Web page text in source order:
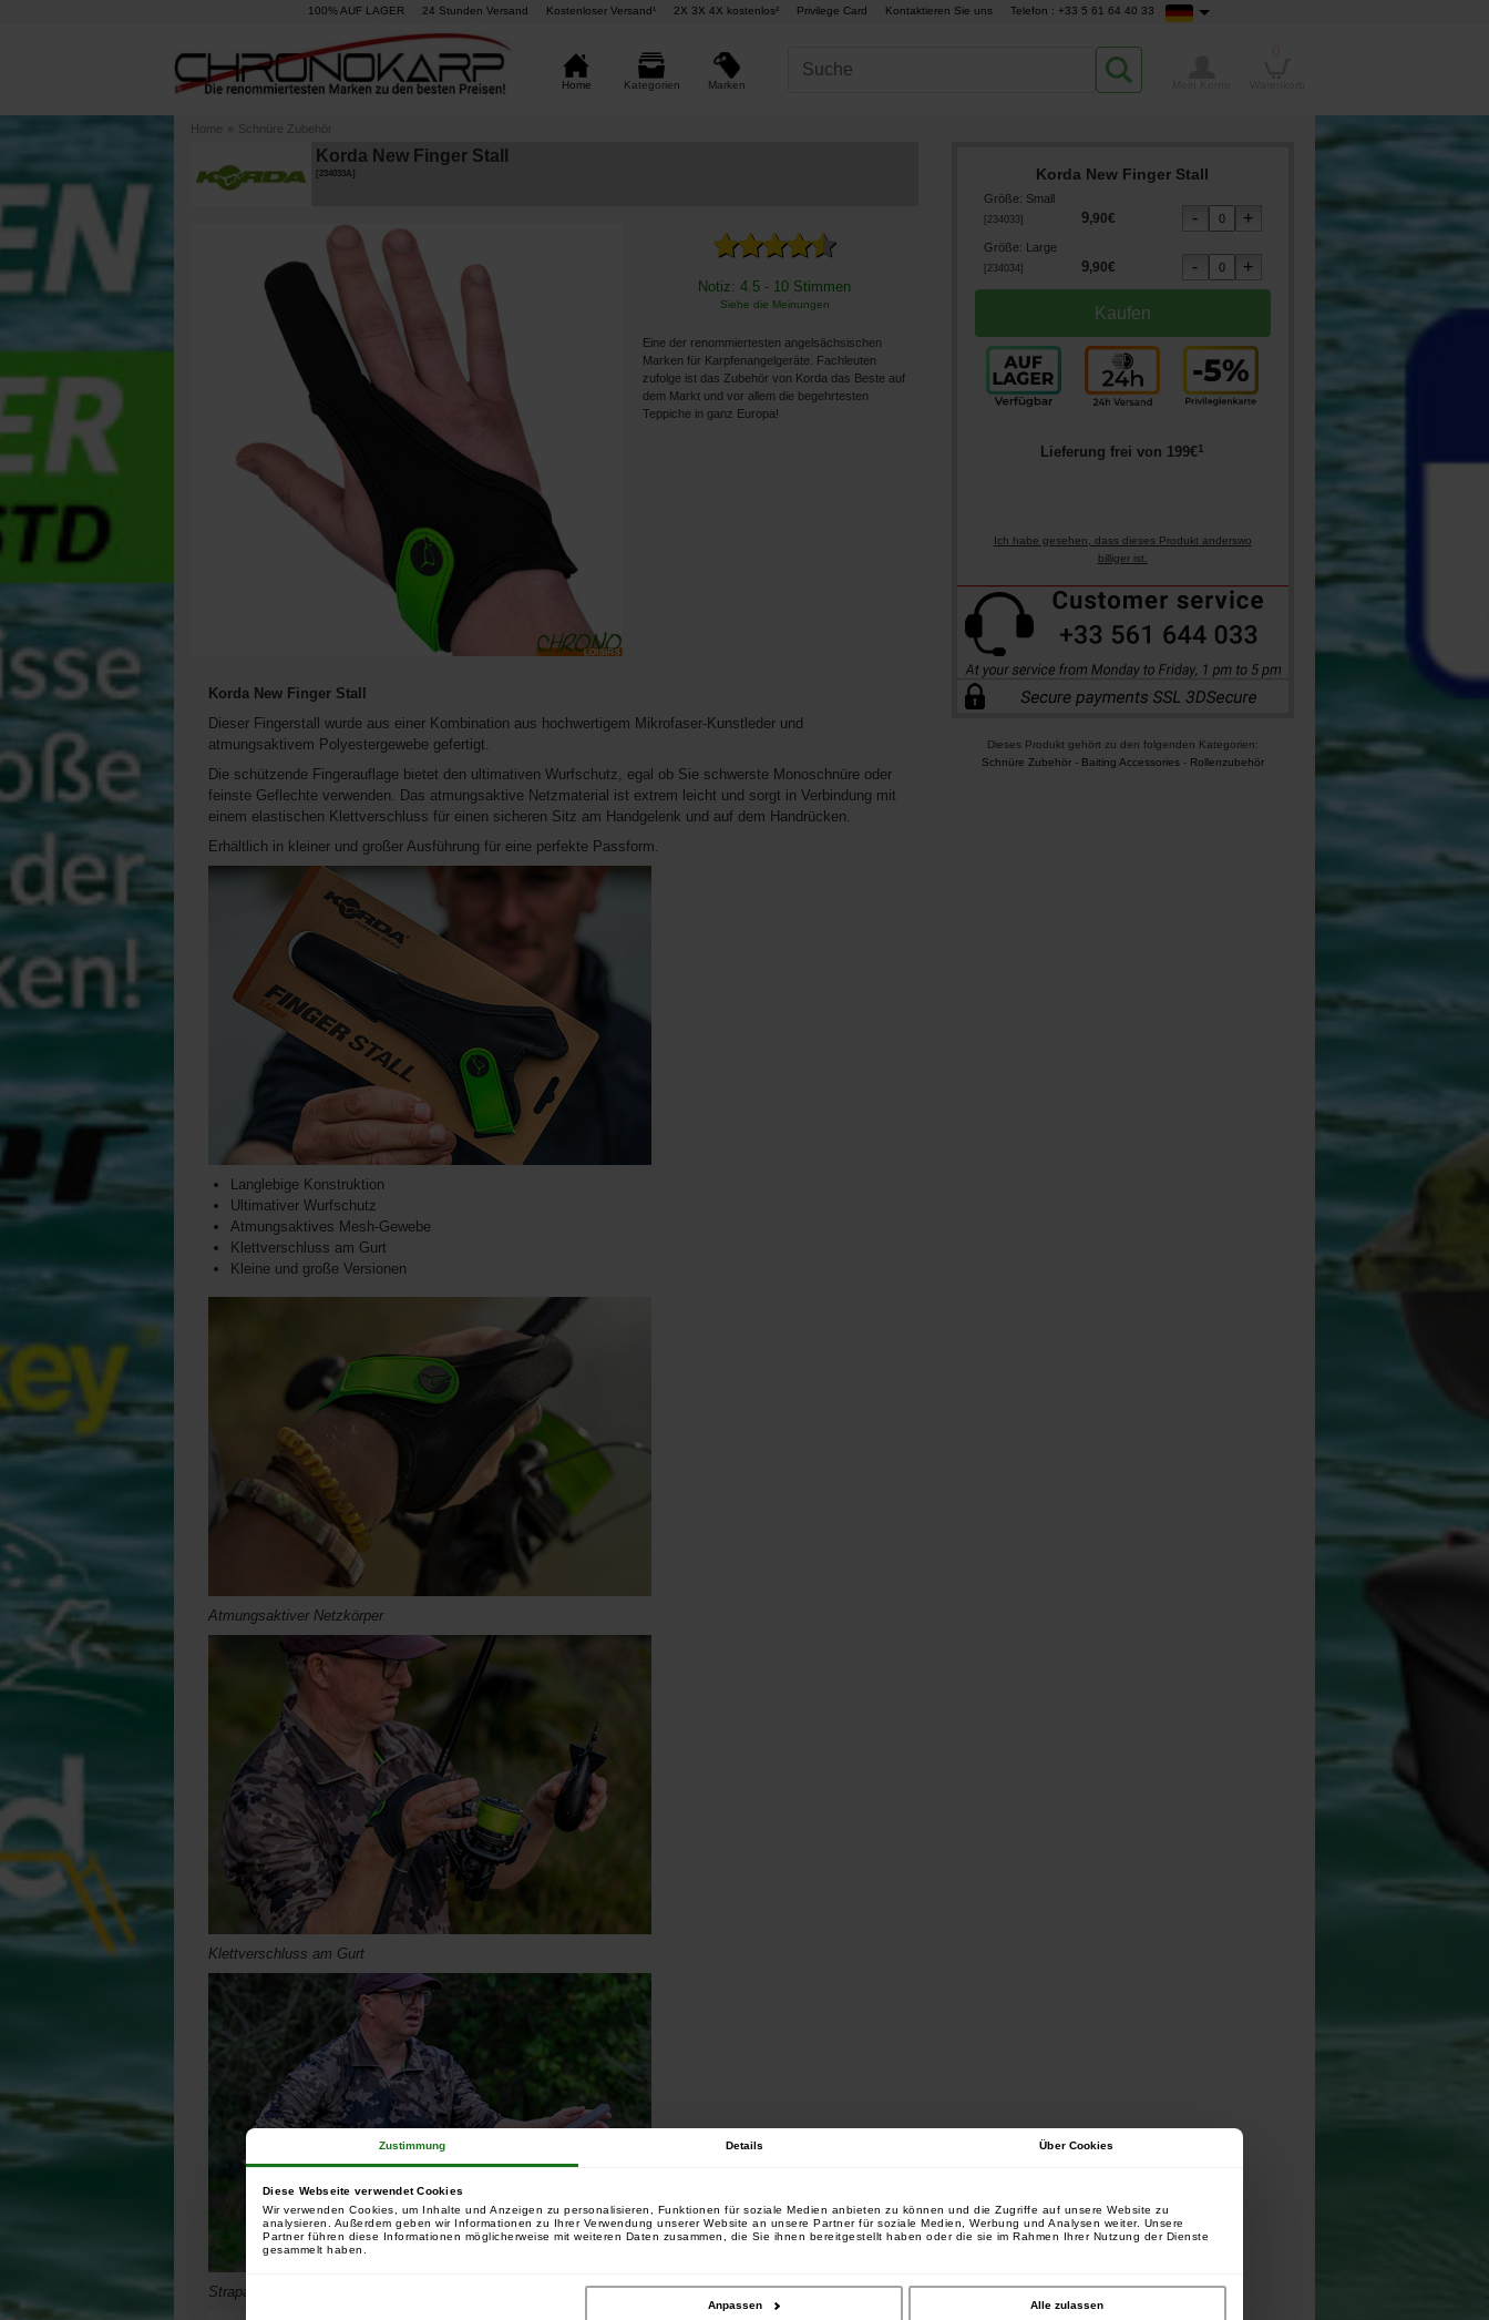
Zustimmung Details Über Cookies
Diese Webseite verwendet Cookies
Wir verwenden Cookies, um Inhalte und Anzeigen zu personalisieren, Funktionen für soziale Medien anbieten zu können und die Zugriffe auf unsere Website zu
analysieren. Außerdem geben wir Informationen zu Ihrer Verwendung unserer Website an unsere Partner für soziale Medien, Werbung und Analysen weiter. Unsere
Partner führen diese Informationen möglicherweise mit weiteren Daten zusammen, die Sie ihnen bereitgestellt haben oder die sie im Rahmen Ihrer Nutzung der Dienste
gesammelt haben.
Anpassen Alle zulassen
100% AUF LAGER 24 Stunden Versand Kostenloser Versand¹ 2X 3X 4X kostenlos² Privilege Card Kontaktieren Sie uns Telefon : +33 5 61 64 40 33
Home Kategorien Marken
Home » Schnüre Zubehör
Korda New Finger Stall
234033A]
Notiz: 4.5 - 10 Stimmen
Siehe die Meinungen
Eine der renommiertesten angelsächsischen
Marken für Karpfenangelgeräte. Fachleuten
zufolge ist das Zubehör von Korda das Beste auf
dem Markt und vor allem die begehrtesten
Teppiche in ganz Europa!
Korda New Finger Stall
Größe: Small
234033 ] 9,90€
Größe: Large
234034] 9,90€
Lieferung frei von 199€1
Ich habe gesehen, dass dieses Produkt anderswo
billiger ist.
Dieses Produkt gehört zu den folgenden Kategorien:
Schnüre Zubehör- Baiting Accessories- Rollenzubehör
Korda New Finger Stall
Dieser Fingerstall wurde aus einer Kombination aus hochwertigem Mikrofaser-Kunstleder und
atmungsaktivem Polyestergewebe gefertigt.
Die schützende Fingerauflage bietet den ultimativen Wurfschutz, egal ob Sie schwerste Monoschnüre oder
feinste Geflechte verwenden. Das atmungsaktive Netzmaterial ist extrem leicht und sorgt in Verbindung mit
einem elastischen Klettverschluss für einen sicheren Sitz am Handgelenk und auf dem Handrücken.
Erhältlich in kleiner und großer Ausführung für eine perfekte Passform.
Langlebige Konstruktion
Ultimativer Wurfschutz
Atmungsaktives Mesh-Gewebe
Klettverschluss am Gurt
Kleine und große Versionen
Atmungsaktiver Netzkörper
Klettverschluss am Gurt
Strapazierfähige Konstruktion